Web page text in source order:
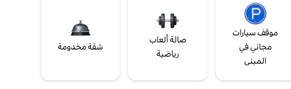
موقف سيارات
مجاني في
المبنى
صالة ألعاب
رياضية
شقة مخدومة